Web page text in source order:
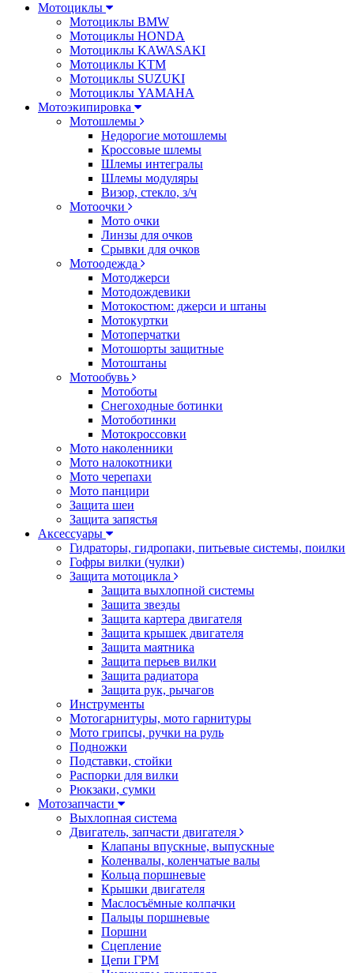
Мотоциклы
Мотоциклы BMW
Мотоциклы HONDA
Мотоциклы KAWASAKI
Мотоциклы KTM
Мотоциклы SUZUKI
Мотоциклы YAMAHA
Мотоэкипировка
Мотошлемы
Недорогие мотошлемы
Кроссовые шлемы
Шлемы интегралы
Шлемы модуляры
Визор, стекло, з/ч
Мотоочки
Мото очки
Линзы для очков
Срывки для очков
Мотоодежда
Мотоджерси
Мотодождевики
Мотокостюм: джерси и штаны
Мотокуртки
Мотоперчатки
Мотошорты защитные
Мотоштаны
Мотообувь
Мотоботы
Снегоходные ботинки
Мотоботинки
Мотокроссовки
Мото наколенники
Мото налокотники
Мото черепахи
Мото панцири
Защита шеи
Защита запястья
Аксессуары
Гидраторы, гидропаки, питьевые системы, поилки
Гофры вилки (чулки)
Защита мотоцикла
Защита выхлопной системы
Защита звезды
Защита картера двигателя
Защита крышек двигателя
Защита маятника
Защита перьев вилки
Защита радиатора
Защита рук, рычагов
Инструменты
Мотогарнитуры, мото гарнитуры
Мото грипсы, ручки на руль
Подножки
Подставки, стойки
Распорки для вилки
Рюкзаки, сумки
Мотозапчасти
Выхлопная система
Двигатель, запчасти двигателя
Клапаны впускные, выпускные
Коленвалы, коленчатые валы
Кольца поршневые
Крышки двигателя
Маслосъёмные колпачки
Пальцы поршневые
Поршни
Сцепление
Цепи ГРМ